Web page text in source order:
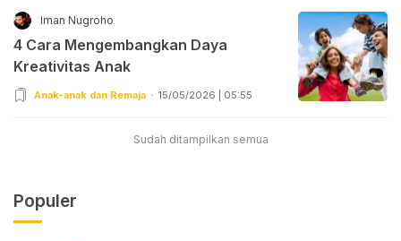
Iman Nugroho
4 Cara Mengembangkan Daya
Kreativitas Anak
Anak-anak dan Remaja 15/05/2026 | 05:55
Sudah ditampilkan semua
Populer